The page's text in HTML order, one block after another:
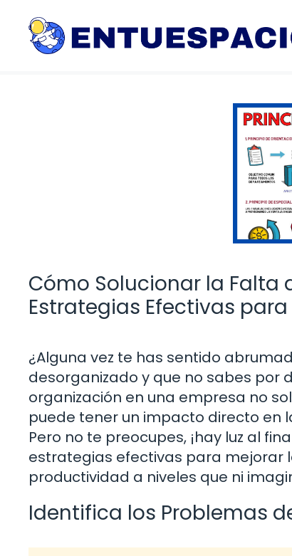
contenido
Cómo Solucionar la Falta
Estrategias Efectivas
¿Alguna vez te has sentido
desorganizado y que no sabes por
organización en una empresa no
puede tener un impacto directo en
Pero no te preocupes, ¡hay luz al
estrategias efectivas para mejorar
productividad a niveles que ni
Identifica los Problemas